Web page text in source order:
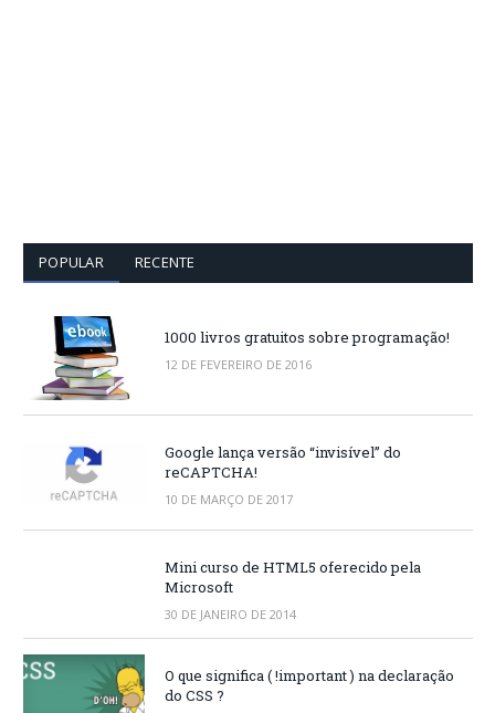
POPULAR RECENTE
1000 livros gratuitos sobre programação!
12 DE FEVEREIRO DE 2016
Google lança versão “invisível” do
reCAPTCHA!
10 DE MARÇO DE 2017
Mini curso de HTML5 oferecido pela
Microsoft
30 DE JANEIRO DE 2014
O que significa ( !important ) na declaração
do CSS ?